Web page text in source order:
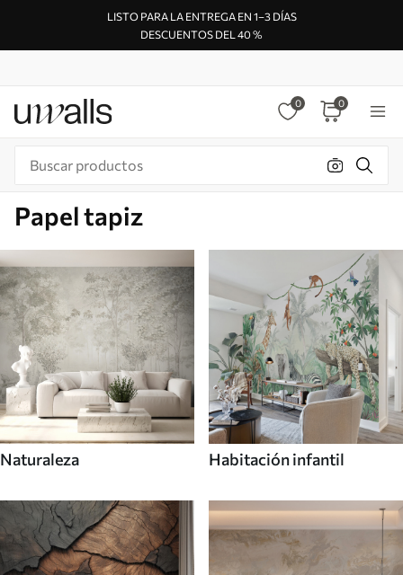
LISTO PARA LA ENTREGA EN 1–3 DÍAS
DESCUENTOS DEL 40 %
0 0
Papel tapiz
Naturaleza Habitación infantil